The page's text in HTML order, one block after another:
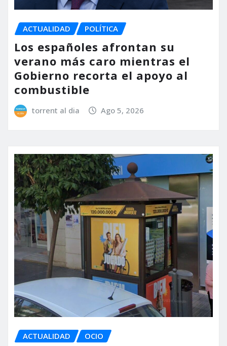
ACTUALIDAD POLÍTICA
Los españoles afrontan su
verano más caro mientras el
Gobierno recorta el apoyo al
combustible
torrent al dia Ago 5, 2026
ACTUALIDAD OCIO